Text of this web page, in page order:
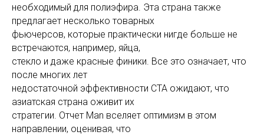
необходимый для полиэфира. Эта страна также
предлагает несколько товарных
фьючерсов, которые практически нигде больше не
встречаются, например, яйца,
стекло и даже красные финики. Все это означает, что
после многих лет
недостаточной эффективности CTA ожидают, что
азиатская страна оживит их
стратегии. Отчет Man вселяет оптимизм в этом
направлении, оценивая, что